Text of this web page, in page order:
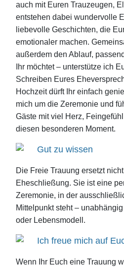
auch mit Euren Trauzeugen,
entstehen dabei wundervolle
liebevolle Geschichten, die
emotionaler machen.
außerdem den Ablauf,
Ihr möchtet – unterstütze ich
Schreiben Eures
Hochzeit dürft Ihr einfach
mich um die Zeremonie und
Gäste mit viel Herz,
diesen besonderen Moment.
Gut zu wissen
Die Freie Trauung ersetzt
Eheschließung. Sie ist eine
Zeremonie, in der
Mittelpunkt steht –
oder Lebensmodell.
Ich freue mich auf
Wenn Ihr Euch eine Trauung